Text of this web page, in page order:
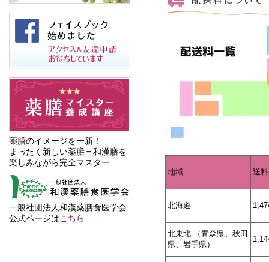
地域 送料
北海道
北東北 （青森県、秋田
県、岩手県）
薬膳のイメージを一新！
まったく新しい薬膳＝和漢膳を
楽しみながら完全マスター
一般社団法人和漢薬膳食医学会
公式ページはこちら